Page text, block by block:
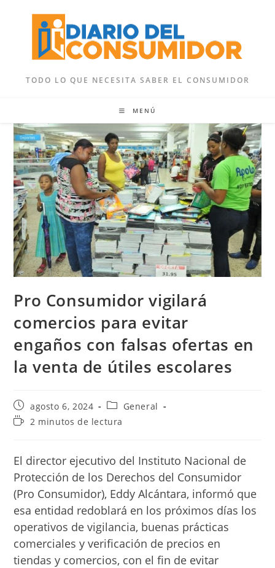
contenido
TODO LO QUE NECESITA SABER EL CONSUMIDOR
MENÚ
Pro Consumidor vigilará
comercios para evitar
engaños con falsas ofertas en
la venta de útiles escolares
Publicación
de
la
agosto 6, 2024
Categoría
la
General
Tiempo2 minutos de lectura
El director ejecutivo del Instituto Nacional de
Protección de los Derechos del Consumidor
(Pro Consumidor), Eddy Alcántara, informó que
esa entidad redoblará en los próximos días los
operativos de vigilancia, buenas prácticas
comerciales y verificación de precios en
tiendas y comercios, con el fin de evitar